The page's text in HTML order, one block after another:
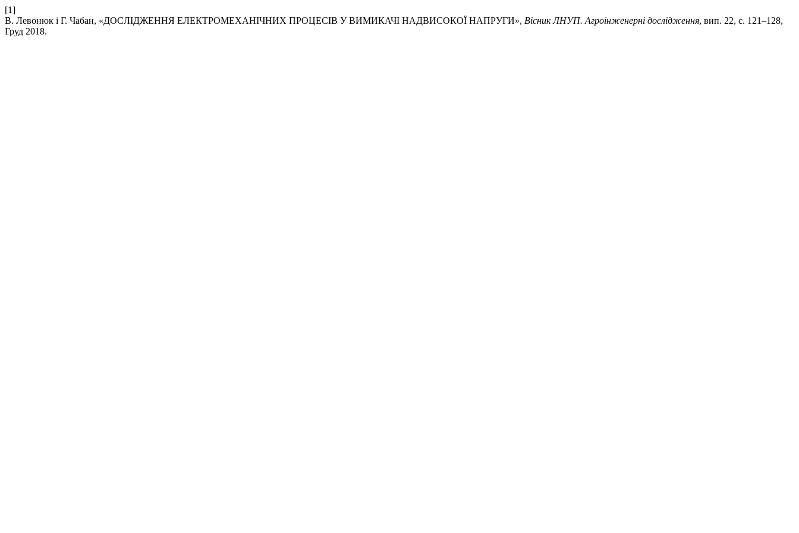
[1]
В. Левонюк і Г. Чабан, «ДОСЛІДЖЕННЯ ЕЛЕКТРОМЕХАНІЧНИХ ПРОЦЕСІВ У ВИМИКАЧІ НАДВИСОКОЇ НАПРУГИ», Вісник ЛНУП. Агроінженерні дослідження, вип. 22, с. 121–128,
Груд 2018.